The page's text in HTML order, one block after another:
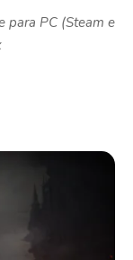
para PC (Steam e